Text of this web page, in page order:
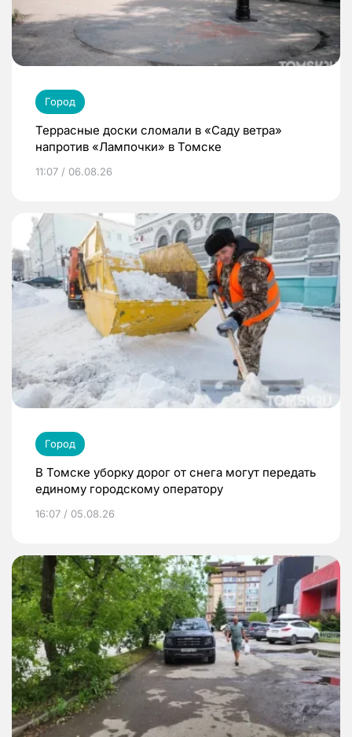
Город
Террасные доски сломали в «Саду ветра»
напротив «Лампочки» в Томске
11:07 / 06.08.26
Город
В Томске уборку дорог от снега могут передать
единому городскому оператору
16:07 / 05.08.26